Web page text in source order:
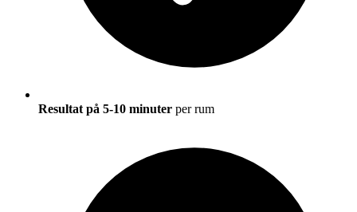
Resultat på 5-10 minuter per rum